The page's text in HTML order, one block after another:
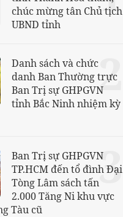
chúc mừng tân Chủ tịch
UBND tỉnh
Danh sách và chức
danh Ban Thường trực
Ban Trị sự GHPGVN
tỉnh Bắc Ninh nhiệm kỳ
2
Ban Trị sự GHPGVN
TP.HCM đến tổ đình Đại
Tòng Lâm sách tấn
2.000 Tăng Ni khu vực
Tàu cũ
3